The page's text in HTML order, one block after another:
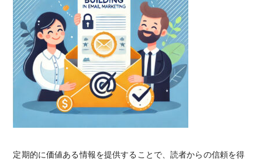
定期的に価値ある情報を提供することで、読者からの信頼を得